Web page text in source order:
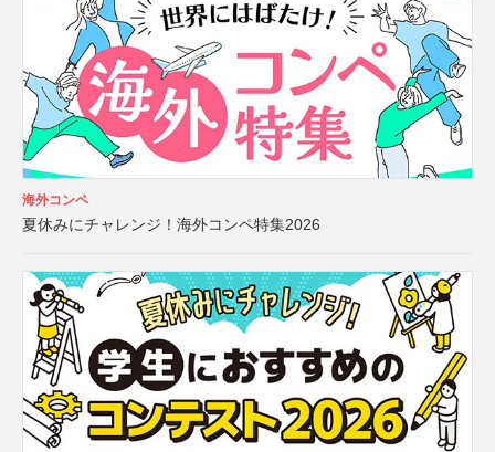
海外コンペ
夏休みにチャレンジ！海外コンペ特集2026